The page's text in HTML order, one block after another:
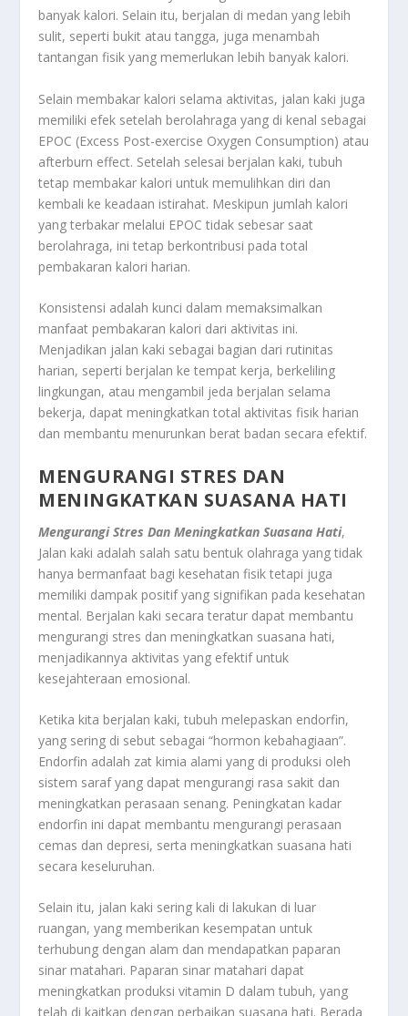
banyak kalori. Selain itu, berjalan di medan yang lebih
sulit, seperti bukit atau tangga, juga menambah
tantangan fisik yang memerlukan lebih banyak kalori.
Selain membakar kalori selama aktivitas, jalan kaki juga
memiliki efek setelah berolahraga yang di kenal sebagai
EPOC (Excess Post-exercise Oxygen Consumption) atau
afterburn effect. Setelah selesai berjalan kaki, tubuh
tetap membakar kalori untuk memulihkan diri dan
kembali ke keadaan istirahat. Meskipun jumlah kalori
yang terbakar melalui EPOC tidak sebesar saat
berolahraga, ini tetap berkontribusi pada total
pembakaran kalori harian.
Konsistensi adalah kunci dalam memaksimalkan
manfaat pembakaran kalori dari aktivitas ini.
Menjadikan jalan kaki sebagai bagian dari rutinitas
harian, seperti berjalan ke tempat kerja, berkeliling
lingkungan, atau mengambil jeda berjalan selama
bekerja, dapat meningkatkan total aktivitas fisik harian
dan membantu menurunkan berat badan secara efektif.
MENGURANGI STRES DAN
MENINGKATKAN SUASANA HATI
Mengurangi Stres Dan Meningkatkan Suasana Hati,
Jalan kaki adalah salah satu bentuk olahraga yang tidak
hanya bermanfaat bagi kesehatan fisik tetapi juga
memiliki dampak positif yang signifikan pada kesehatan
mental. Berjalan kaki secara teratur dapat membantu
mengurangi stres dan meningkatkan suasana hati,
menjadikannya aktivitas yang efektif untuk
kesejahteraan emosional.
Ketika kita berjalan kaki, tubuh melepaskan endorfin,
yang sering di sebut sebagai “hormon kebahagiaan”.
Endorfin adalah zat kimia alami yang di produksi oleh
sistem saraf yang dapat mengurangi rasa sakit dan
meningkatkan perasaan senang. Peningkatan kadar
endorfin ini dapat membantu mengurangi perasaan
cemas dan depresi, serta meningkatkan suasana hati
secara keseluruhan.
Selain itu, jalan kaki sering kali di lakukan di luar
ruangan, yang memberikan kesempatan untuk
terhubung dengan alam dan mendapatkan paparan
sinar matahari. Paparan sinar matahari dapat
meningkatkan produksi vitamin D dalam tubuh, yang
telah di kaitkan dengan perbaikan suasana hati. Berada